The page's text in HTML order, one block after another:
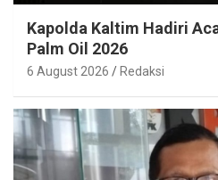
Kapolda Kaltim Hadiri
Palm Oil 2026
6 August 2026 Redaksi